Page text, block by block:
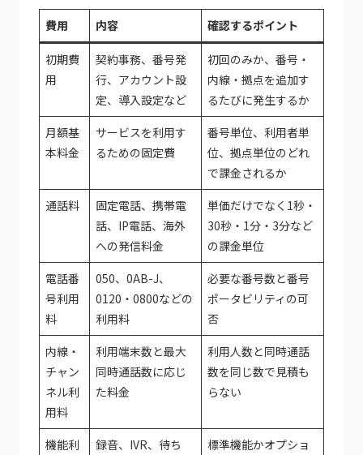
費用 内容 確認するポイント
初期費
用
契約事務、番号発
行、アカウント設
定、導入設定など
初回のみか、番号・
内線・拠点を追加す
るたびに発生するか
月額基
本料金
サービスを利用す
るための固定費
番号単位、利用者単
位、拠点単位のどれ
で課金されるか
通話料
固定電話、携帯電
話、IP電話、海外
への発信料金
単価だけでなく1秒・
30秒・1分・3分など
の課金単位
電話番
号利用
料
050、0AB-J、
0120・0800などの
利用料
必要な番号数と番号
ポータビリティの可
否
内線・
チャン
ネル利
用料
利用端末数と最大
同時通話数に応じ
た料金
利用人数と同時通話
数を同じ数で見積も
らない
機能利
録音、IVR、待ち
標準機能かオプショ